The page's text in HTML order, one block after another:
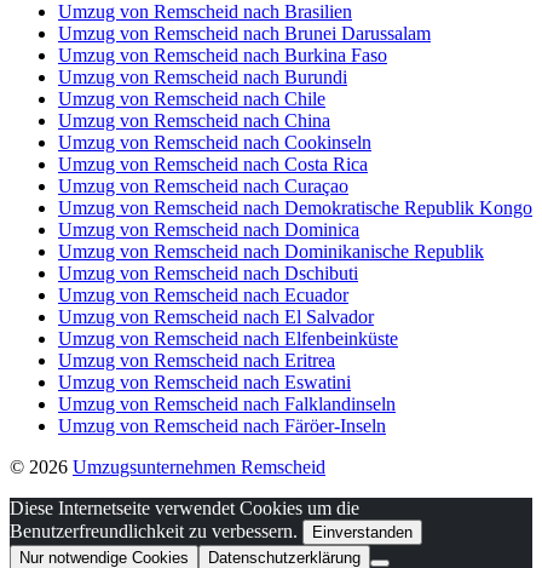
Umzug von Remscheid nach Brasilien
Umzug von Remscheid nach Brunei Darussalam
Umzug von Remscheid nach Burkina Faso
Umzug von Remscheid nach Burundi
Umzug von Remscheid nach Chile
Umzug von Remscheid nach China
Umzug von Remscheid nach Cookinseln
Umzug von Remscheid nach Costa Rica
Umzug von Remscheid nach Curaçao
Umzug von Remscheid nach Demokratische Republik Kongo
Umzug von Remscheid nach Dominica
Umzug von Remscheid nach Dominikanische Republik
Umzug von Remscheid nach Dschibuti
Umzug von Remscheid nach Ecuador
Umzug von Remscheid nach El Salvador
Umzug von Remscheid nach Elfenbeinküste
Umzug von Remscheid nach Eritrea
Umzug von Remscheid nach Eswatini
Umzug von Remscheid nach Falklandinseln
Umzug von Remscheid nach Färöer-Inseln
© 2026 Umzugsunternehmen Remscheid
Diese Internetseite verwendet Cookies um die
Benutzerfreundlichkeit zu verbessern.
Einverstanden
Nur notwendige Cookies
Datenschutzerklärung